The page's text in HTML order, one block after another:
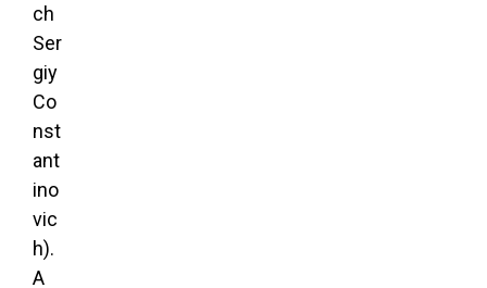
ch
Ser
giy
Co
nst
ant
ino
vic
h).
А